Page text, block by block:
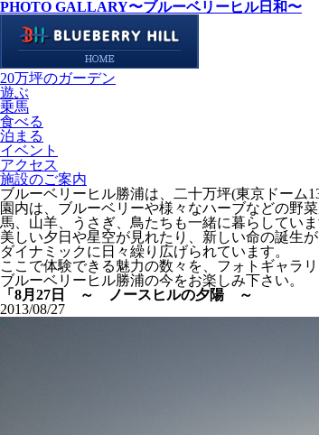
PHOTO GALLARY〜ブルーベリーヒル日和〜
20万坪のガーデン
遊ぶ
乗馬
食べる
泊まる
イベント
アクセス
施設のご案内
ブルーベリーヒル勝浦は、二十万坪(東京ドーム
園内は、ブルーベリーや様々なハーブなどの野
馬、山羊、うさぎ、鳥たちも一緒に暮らしていま
美しい夕日や星空が見れたり、新しい命の誕生
ダイナミックに日々繰り広げられています。
ここで体験できる魅力の数々を、フォトギャラ
ブルーベリーヒル勝浦の今をお楽しみ下さい。
「8月27日 ～ ノースヒルの夕陽 ～
2013/08/27